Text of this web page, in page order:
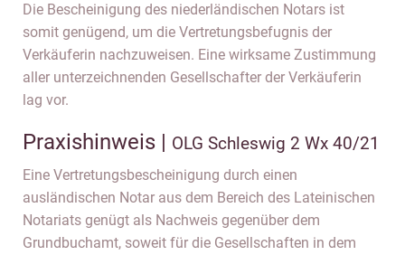
Die Bescheinigung des niederländischen Notars ist
somit genügend, um die Vertretungsbefugnis der
Verkäuferin nachzuweisen. Eine wirksame Zustimmung
aller unterzeichnenden Gesellschafter der Verkäuferin
lag vor.
Praxishinweis | OLG Schleswig 2 Wx 40/21
Eine Vertretungsbescheinigung durch einen
ausländischen Notar aus dem Bereich des Lateinischen
Notariats genügt als Nachweis gegenüber dem
Grundbuchamt, soweit für die Gesellschaften in dem